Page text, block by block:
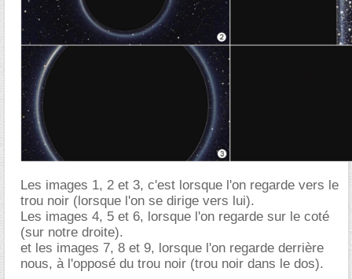
Les images 1, 2 et 3, c'est lorsque l'on regarde vers le
trou noir (lorsque l'on se dirige vers lui).
Les images 4, 5 et 6, lorsque l'on regarde sur le coté
(sur notre droite).
et les images 7, 8 et 9, lorsque l'on regarde derrière
nous, à l'opposé du trou noir (trou noir dans le dos).